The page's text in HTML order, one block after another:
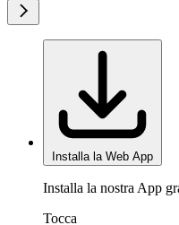
Installa la Web App
Installa la nostra App
Tocca